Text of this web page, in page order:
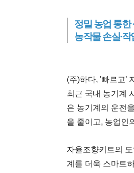
정밀 농업 통한
농작물 손실∙
(주)하다, '빠르고'
최근 국내 농기계
은 농기계의 운전
을 줄이고, 농업인
자율조향키트의
계를 더욱 스마트